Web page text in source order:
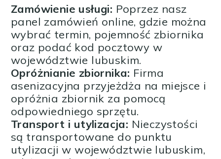
Zamówienie usługi: Poprzez nasz
panel zamówień online, gdzie można
wybrać termin, pojemność zbiornika
oraz podać kod pocztowy w
województwie lubuskim.
Opróżnianie zbiornika: Firma
asenizacyjna przyjeżdża na miejsce i
opróżnia zbiornik za pomocą
odpowiedniego sprzętu.
Transport i utylizacja: Nieczystości
są transportowane do punktu
utylizacji w województwie lubuskim,